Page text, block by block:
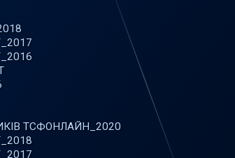
ТСФОНЛАЙН_2020